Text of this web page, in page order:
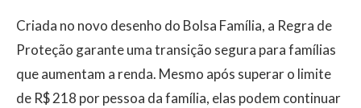
Criada no novo desenho do Bolsa Família, a Regra de
Proteção garante uma transição segura para famílias
que aumentam a renda. Mesmo após superar o limite
de R$ 218 por pessoa da família, elas podem continuar